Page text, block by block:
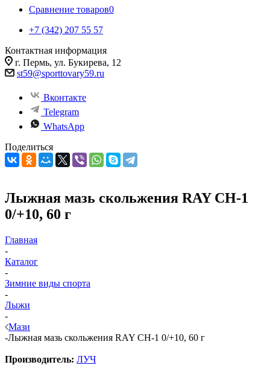
Сравнение товаров0
+7 (342) 207 55 57
Контактная информация
г. Пермь, ул. Букирева, 12
st59@sporttovary59.ru
Вконтакте
Telegram
WhatsApp
Поделиться
Лыжная мазь скольжения RAY СН-1
0/+10, 60 г
Главная
-
Каталог
-
Зимние виды спорта
-
Лыжи
-
Мази
-Лыжная мазь скольжения RAY СН-1 0/+10, 60 г
Производитель: ЛУЧ